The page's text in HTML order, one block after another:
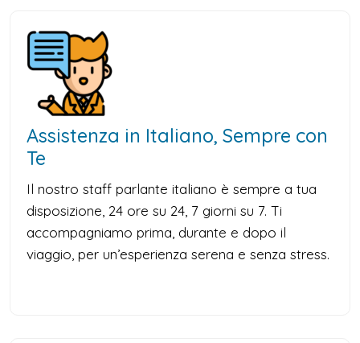
Assistenza in Italiano, Sempre con
Te
Il nostro staff parlante italiano è sempre a tua
disposizione, 24 ore su 24, 7 giorni su 7. Ti
accompagniamo prima, durante e dopo il
viaggio, per un’esperienza serena e senza stress.